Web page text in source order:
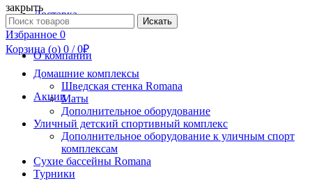
Доставка
О компании
Акции
закрыть
Search
for:
Искать
Избранное 0
Корзина (o) 0 / 0₽
Домашние комплексы
Шведская стенка Romana
Маты
Дополнительное оборудование
Уличный детский спортивный комплекс
Дополнительное оборудование к уличным спорт
комплексам
Сухие бассейны Romana
Турники